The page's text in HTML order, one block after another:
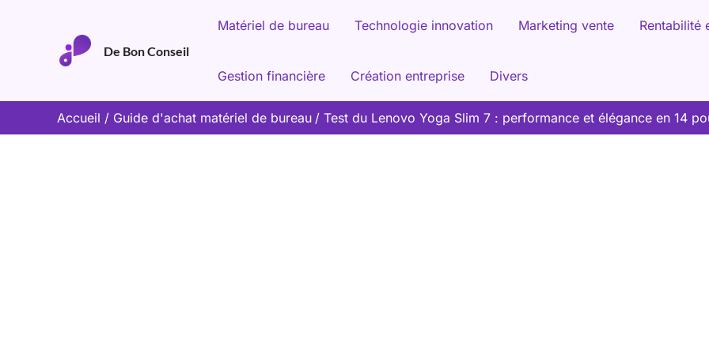
De Bon Conseil
Matériel de bureau Technologie innovation Marketing vente Rentabilité
Gestion financière Création entreprise Divers
Accueil Guide d'achat matériel de bureau Test du Lenovo Yoga Slim 7 : performance et élégance en 14